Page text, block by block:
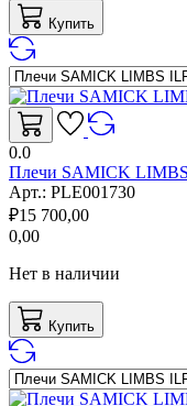
Купить
0.0
Плечи SAMICK
Арт.: PLE001730
₽15 700,00
0,00
Нет в наличии
Купить